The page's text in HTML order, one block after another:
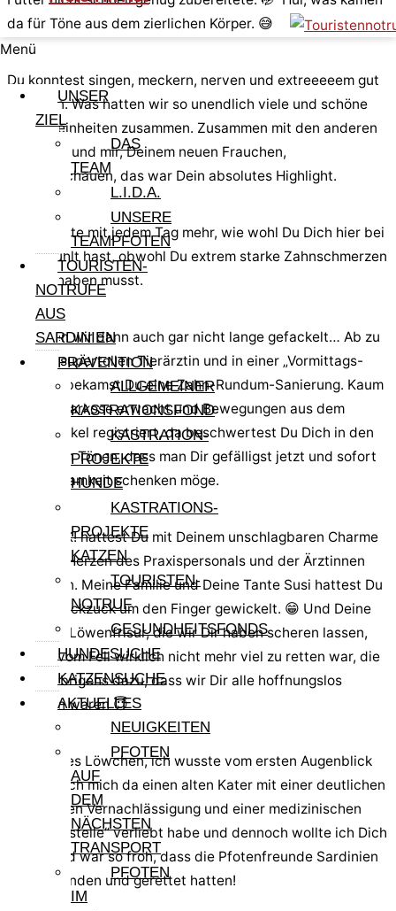
Menü
UNSER
ZIEL
DAS
TEAM
L.I.D.A.
UNSERE
TEAMPFOTEN
TOURISTEN-
NOTRUFE
AUS
SARDINIEN
PRÄVENTION
ALLGEMEINER
KASTRATIONSFOND
KASTRATION-
PROJEKTE
HUNDE
KASTRATIONS-
PROJEKTE
KATZEN
TOURISTEN-
NOTRUF
GESUNDHEITSFONDS
HUNDESUCHE
KATZENSUCHE
AKTUELLES
NEUIGKEITEN
PFOTEN
AUF
DEM
NÄCHSTEN
TRANSPORT
PFOTEN
IM
da für Töne aus dem zierlichen Körper. 😅
Du konntest singen, meckern, nerven und extreeeeem gut
kuscheln. Was hatten wir so unendlich viele und schöne
Kuscheleinheiten zusammen. Zusammen mit den anderen
Fellnasen und mir, Deinem neuen Frauchen,
Fernsehschauen, das war Dein absolutes Highlight.
Man merkte mit jedem Tag mehr, wie wohl Du Dich hier bei
uns gefühlt hast, obwohl Du extrem starke Zahnschmerzen
gehabt haben musst.
Da haben wir dann auch gar nicht lange gefackelt… Ab zu
unserer supertollen Tierärztin und in einer „Vormittags-
Session“ bekamst Du eine Zahn-Rundum-Sanierung. Kaum
aus der Narkose erwacht und Bewegungen aus dem
Augenwinkel registriert, da beschwertest Du Dich in den
schönsten Tönen, dass man Dir gefälligst jetzt und sofort
Aufmerksamkeit schenken möge.
Und ZACK! hattest Du mit Deinem unschlagbaren Charme
auch die Herzen des Praxispersonals und der Ärztinnen
gewonnen. Meine Familie und Deine Tante Susi hattest Du
ja auch ruckzuck um den Finger gewickelt. 😁 Und Deine
stylische Löwenfrisur, die wir Dir haben scheren lassen,
weil da vom Fell wirklich nicht mehr viel zu retten war, die
tat ihr Übrigens dazu, dass wir Dir alle hoffnungslos
verfallen waren 😇
Mein liebes Löwchen, ich wusste vom ersten Augenblick
an, dass ich mich da einen alten Kater mit einer deutlichen
jahrelangen Vernachlässigung und einer medizinischen
„Großbaustelle“ verliebt habe und dennoch wollte ich Dich
haben und war so froh, dass die Pfotenfreunde Sardinien
Dich gefunden und gerettet hatten!